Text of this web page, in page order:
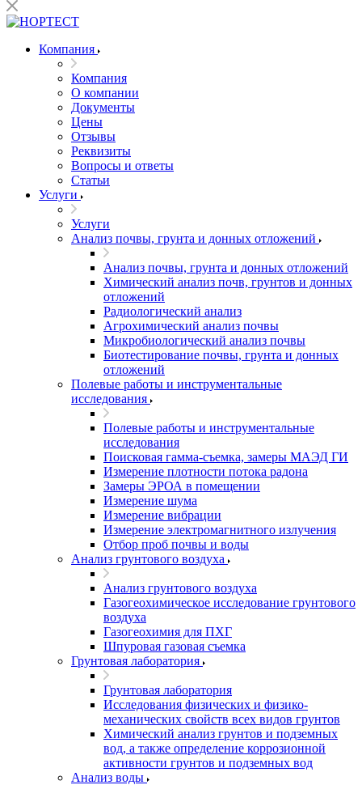
Компания
Компания
О компании
Документы
Цены
Отзывы
Реквизиты
Вопросы и ответы
Статьи
Услуги
Услуги
Анализ почвы, грунта и донных отложений
Анализ почвы, грунта и донных отложений
Химический анализ почв, грунтов и донных
отложений
Радиологический анализ
Агрохимический анализ почвы
Микробиологический анализ почвы
Биотестирование почвы, грунта и донных
отложений
Полевые работы и инструментальные
исследования
Полевые работы и инструментальные
исследования
Поисковая гамма-съемка, замеры МАЭД ГИ
Измерение плотности потока радона
Замеры ЭРОА в помещении
Измерение шума
Измерение вибрации
Измерение электромагнитного излучения
Отбор проб почвы и воды
Анализ грунтового воздуха
Анализ грунтового воздуха
Газогеохимическое исследование грунтового
воздуха
Газогеохимия для ПХГ
Шпуровая газовая съемка
Грунтовая лаборатория
Грунтовая лаборатория
Исследования физических и физико-
механических свойств всех видов грунтов
Химический анализ грунтов и подземных
вод, а также определение коррозионной
активности грунтов и подземных вод
Анализ воды